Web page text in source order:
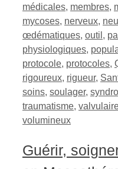
médicales, membres,
mycoses, nerveux,
œdématiques, outil ,
physiologiques,
protocole, protocoles,
rigoureux, rigueur,
soins, soulager,
traumatisme,
volumineux
Guérir,